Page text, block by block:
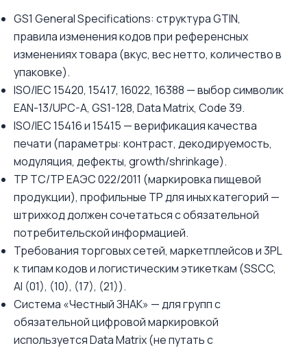
GS1 General Specifications: структура GTIN,
правила изменения кодов при референсных
изменениях товара (вкус, вес нетто, количество в
упаковке).
ISO/IEC 15420, 15417, 16022, 16388 — выбор символик
EAN-13/UPC-A, GS1-128, Data Matrix, Code 39.
ISO/IEC 15416 и 15415 — верификация качества
печати (параметры: контраст, декодируемость,
модуляция, дефекты, growth/shrinkage).
ТР ТС/ТР ЕАЭС 022/2011 (маркировка пищевой
продукции), профильные ТР для иных категорий —
штрихкод должен сочетаться с обязательной
потребительской информацией.
Требования торговых сетей, маркетплейсов и 3PL
к типам кодов и логистическим этикеткам (SSCC,
AI (01), (10), (17), (21)).
Система «Честный ЗНАК» — для групп с
обязательной цифровой маркировкой
используется Data Matrix (не путать с